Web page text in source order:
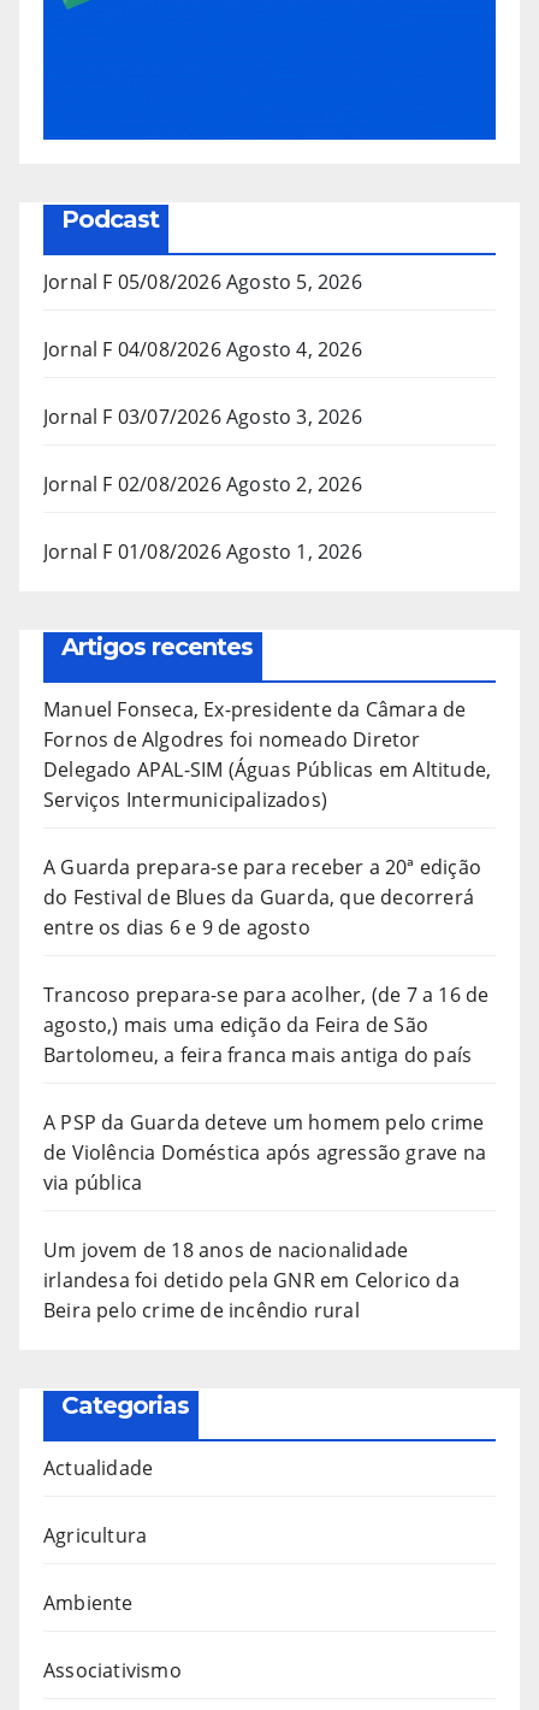
Podcast
Jornal F 05/08/2026Agosto 5, 2026
Jornal F 04/08/2026Agosto 4, 2026
Jornal F 03/07/2026Agosto 3, 2026
Jornal F 02/08/2026Agosto 2, 2026
Jornal F 01/08/2026Agosto 1, 2026
Artigos recentes
Manuel Fonseca, Ex-presidente da Câmara de
Fornos de Algodres foi nomeado Diretor
Delegado APAL-SIM (Águas Públicas em Altitude,
Serviços Intermunicipalizados)
A Guarda prepara-se para receber a 20ª edição
do Festival de Blues da Guarda, que decorrerá
entre os dias 6 e 9 de agosto
Trancoso prepara-se para acolher, (de 7 a 16 de
agosto,) mais uma edição da Feira de São
Bartolomeu, a feira franca mais antiga do país
A PSP da Guarda deteve um homem pelo crime
de Violência Doméstica após agressão grave na
via pública
Um jovem de 18 anos de nacionalidade
irlandesa foi detido pela GNR em Celorico da
Beira pelo crime de incêndio rural
Categorias
Actualidade
Agricultura
Ambiente
Associativismo